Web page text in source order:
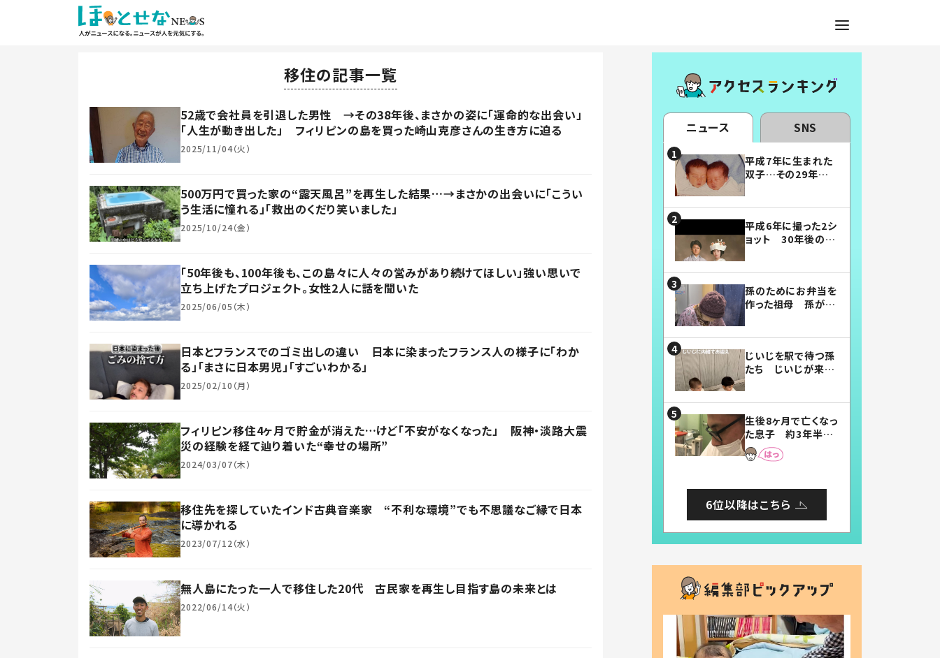
移住の記事一覧
52歳で会社員を引退した男性 →その38年後、まさかの姿に「運命的な出会い」
「人生が動き出した」 フィリピンの島を買った崎山克彦さんの生き方に迫る
2025/11/04（火）
500万円で買った家の“露天風呂”を再生した結果…→まさかの出会いに「こうい
う生活に憧れる」「救出のくだり笑いました」
2025/10/24（金）
「50年後も、100年後も、この島々に人々の営みがあり続けてほしい」強い思いで
立ち上げたプロジェクト。女性2人に話を聞いた
2025/06/05（木）
日本とフランスでのゴミ出しの違い 日本に染まったフランス人の様子に「わか
る」「まさに日本男児」「すごいわかる」
2025/02/10（月）
フィリピン移住4ヶ月で貯金が消えた…けど「不安がなくなった」 阪神・淡路大震
災の経験を経て辿り着いた“幸せの場所”
2024/03/07（木）
移住先を探していたインド古典音楽家 “不利な環境”でも不思議なご縁で日本
に導かれる
2023/07/12（水）
無人島にたった一人で移住した20代 古民家を再生し目指す島の未来とは
2022/06/14（火）
ニュース SNS
平成7年に生まれた
双子…その29年後
平成6年に撮った2シ
ョット 30年後の姿
孫のためにお弁当を
作った祖母 孫が絶
じいじを駅で待つ孫
たち じいじが来た
まらない」「幸せにな
れる」
生後8ヶ月で亡くなっ
た息子 約3年半
後、当時の妻の日記
に書いてあった本音
6位以降はこちら